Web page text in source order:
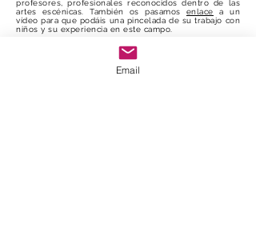
profesores, profesionales reconocidos dentro de las
artes escénicas. También os pasamos enlace a un
vídeo para que podáis una pincelada de su trabajo con
niños y su experiencia en este campo.
Además contamos con la suerte de que la Directora
de ExpresArte, Beatriz, es madre de una de nuestras
Email